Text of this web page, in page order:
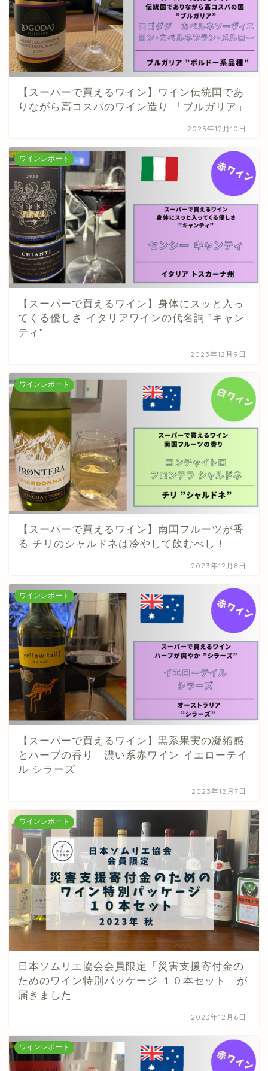
【スーパーで買えるワイン】ワイン伝統国であ
りながら高コスパのワイン造り 「ブルガリア」
2023年12月10日
ワインレポート
【スーパーで買えるワイン】身体にスッと入っ
てくる優しさ イタリアワインの代名詞 ”キャン
ティ”
2023年12月9日
ワインレポート
【スーパーで買えるワイン】南国フルーツが香
る チリのシャルドネは冷やして飲むべし！
2023年12月8日
ワインレポート
【スーパーで買えるワイン】黒系果実の凝縮感
とハーブの香り 濃い系赤ワイン イエローテイ
ル シラーズ
2023年12月7日
ワインレポート
日本ソムリエ協会会員限定「災害支援寄付金の
ためのワイン特別パッケージ １０本セット」が
届きました
2023年12月6日
ワインレポート